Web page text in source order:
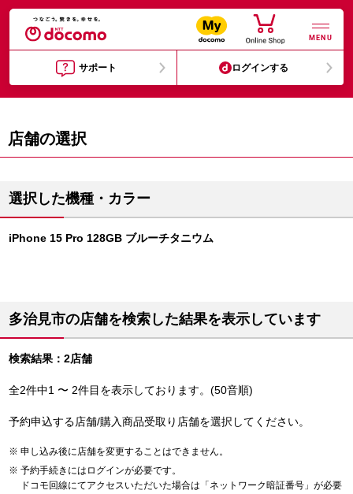
MENU
サポート ログインする
店舗の選択
選択した機種・カラー
iPhone 15 Pro 128GB ブルーチタニウム
多治見市の店舗を検索した結果を表示しています
検索結果：2店舗
全2件中1 〜 2件目を表示しております。(50音順)
予約申込する店舗/購入商品受取り店舗を選択してください。
申し込み後に店舗を変更することはできません。
予約手続きにはログインが必要です。
ドコモ回線にてアクセスいただいた場合は「ネットワーク暗証番号」が必要